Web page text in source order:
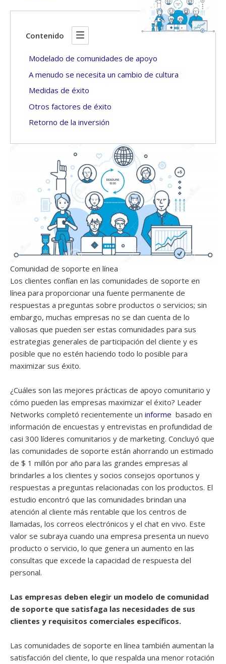
Contenido
Modelado de comunidades de apoyo
A menudo se necesita un cambio de cultura
Medidas de éxito
Otros factores de éxito
Retorno de la inversión
Comunidad de soporte en línea
Los clientes confían en las comunidades de soporte en
línea para proporcionar una fuente permanente de
respuestas a preguntas sobre productos o servicios; sin
embargo, muchas empresas no se dan cuenta de lo
valiosas que pueden ser estas comunidades para sus
estrategias generales de participación del cliente y es
posible que no estén haciendo todo lo posible para
maximizar sus éxito.
¿Cuáles son las mejores prácticas de apoyo comunitario y
cómo pueden las empresas maximizar el éxito? Leader
Networks completó recientemente un informe basado en
información de encuestas y entrevistas en profundidad de
casi 300 líderes comunitarios y de marketing. Concluyó que
las comunidades de soporte están ahorrando un estimado
de $ 1 millón por año para las grandes empresas al
brindarles a los clientes y socios consejos oportunos y
respuestas a preguntas relacionadas con los productos. El
estudio encontró que las comunidades brindan una
atención al cliente más rentable que los centros de
llamadas, los correos electrónicos y el chat en vivo. Este
valor se subraya cuando una empresa presenta un nuevo
producto o servicio, lo que genera un aumento en las
consultas que excede la capacidad de respuesta del
personal.
Las empresas deben elegir un modelo de comunidad
de soporte que satisfaga las necesidades de sus
clientes y requisitos comerciales específicos.
Las comunidades de soporte en línea también aumentan la
satisfacción del cliente, lo que respalda una menor rotación